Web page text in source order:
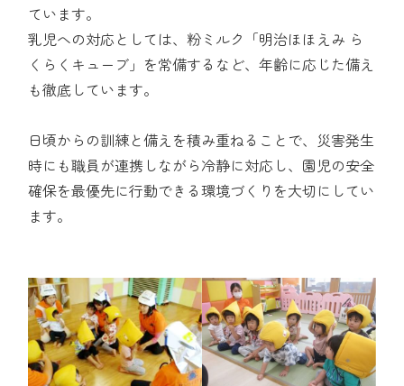
ています。
乳児への対応としては、粉ミルク「明治ほほえみ ら
くらくキューブ」を常備するなど、年齢に応じた備え
も徹底しています。
日頃からの訓練と備えを積み重ねることで、災害発生
時にも職員が連携しながら冷静に対応し、園児の安全
確保を最優先に行動できる環境づくりを大切にしてい
ます。